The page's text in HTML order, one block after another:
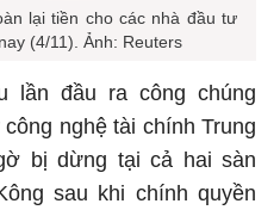
lại tiền cho các nhà đầu tư
(4/11). Ảnh: Reuters
lần đầu ra công chúng
nghệ tài chính Trung
bị dừng tại cả hai sàn
sau khi chính quyền